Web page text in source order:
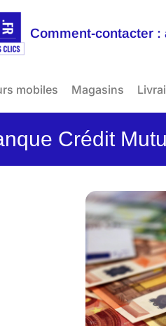
Comment-contacter :
mobiles Magasins
Crédit